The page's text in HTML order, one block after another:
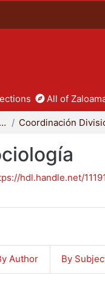
All of
División de Ciencias Sociales y Humanidades
hdl.handle.net/
Author By